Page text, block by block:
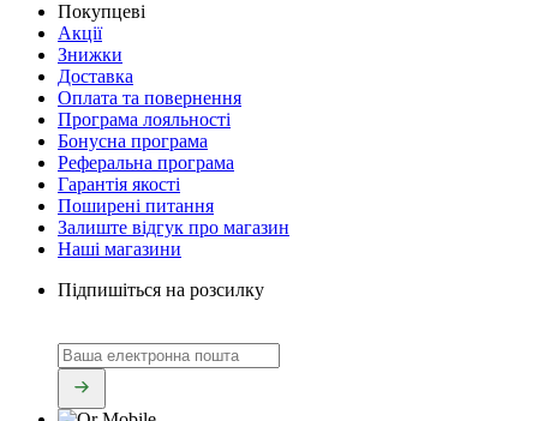
Покупцеві
Акції
Знижки
Доставка
Оплата та повернення
Програма лояльності
Бонусна програма
Реферальна програма
Гарантія якості
Поширені питання
Залиште відгук про магазин
Наші магазини
Підпишіться на розсилку